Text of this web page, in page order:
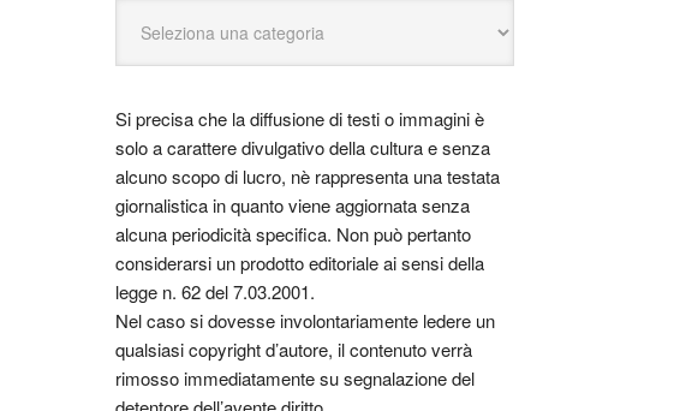
Si precisa che la diffusione di testi o immagini è
solo a carattere divulgativo della cultura e senza
alcuno scopo di lucro, nè rappresenta una testata
giornalistica in quanto viene aggiornata senza
alcuna periodicità specifica. Non può pertanto
considerarsi un prodotto editoriale ai sensi della
legge n. 62 del 7.03.2001.
Nel caso si dovesse involontariamente ledere un
qualsiasi copyright d’autore, il contenuto verrà
rimosso immediatamente su segnalazione del